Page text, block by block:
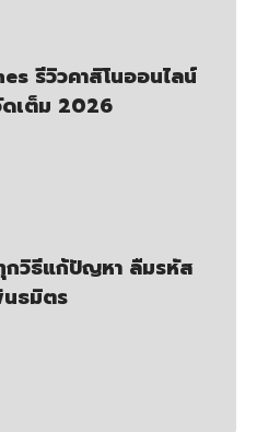
รีวิวคาสิโนออนไลน์
เต็ม 2026
วิธีแก้ปัญหา ลืมรหัส
ธมิตร